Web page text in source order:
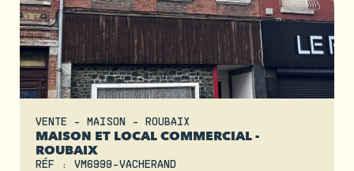
VENTE - MAISON - ROUBAIX
MAISON ET LOCAL COMMERCIAL -
ROUBAIX
RÉF : VM6999-VACHERAND